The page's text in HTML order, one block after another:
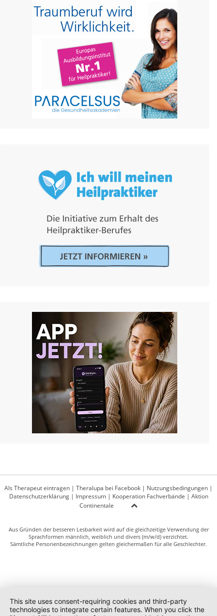
Als Therapeut eintragen | Theralupa bei Facebook | Nutzungsbedingungen |
Datenschutzerklärung| Impressum| Kooperation Fachverbände | Aktion
Continentale
Aus Gründen der besseren Lesbarkeit wird auf die gleichzeitige Verwendung der
Sprachformen männlich, weiblich und divers (m/w/d) verzichtet.
Sämtliche Personenbezeichnungen gelten gleichermaßen für alle Geschlechter.
This site uses consent-requiring cookies and third-party
technologies to integrate certain features. When you click the